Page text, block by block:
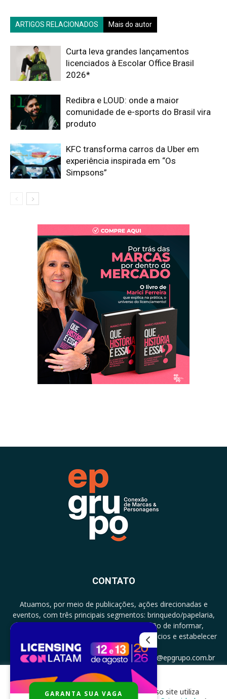
ARTIGOS RELACIONADOS Mais do autor
Curta leva grandes lançamentos
licenciados à Escolar Office Brasil
2026*
Redibra e LOUD: onde a maior
comunidade de e-sports do Brasil vira
produto
KFC transforma carros da Uber em
experiência inspirada em “Os
Simpsons”
CONTATO
Atuamos, por meio de publicações, ações direcionadas e
eventos, com três principais segmentos: brinquedo/papelaria,
licenciamento e zero a três com a missão de informar,
documentar, proporcionar encontro de negócios e estabelecer
parcerias.
CONTATO: +5511994513097 - atendimento@epgrupo.com.br
SIGA-NOS
Para melhor experiência e navegação, nosso site utiliza
GARANTA SUA VAGA